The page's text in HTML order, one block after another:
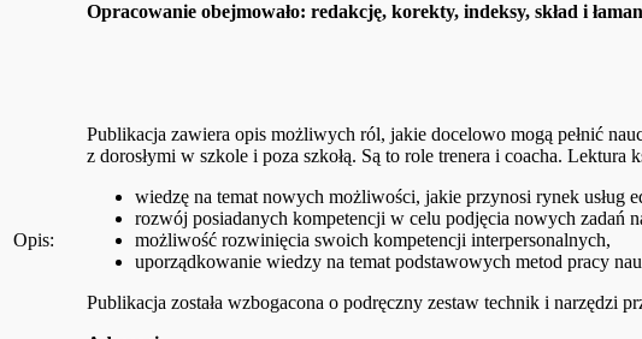
Opis:
Opracowanie obejmowało: redakcję, korekty, indeksy, skład i
Publikacja zawiera opis możliwych ról, jakie docelowo mogą pełnić
z dorosłymi w szkole i poza szkołą. Są to role trenera i coacha.
wiedzę na temat nowych możliwości, jakie przynosi rynek usług
rozwój posiadanych kompetencji w celu podjęcia nowych zadań
możliwość rozwinięcia swoich kompetencji interpersonalnych,
uporządkowanie wiedzy na temat podstawowych metod pracy
Publikacja została wzbogacona o podręczny zestaw technik i narzędzi